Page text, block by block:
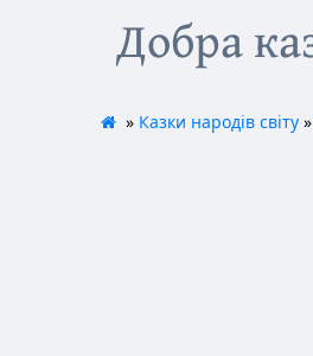
Добра
» Казки народів світу»